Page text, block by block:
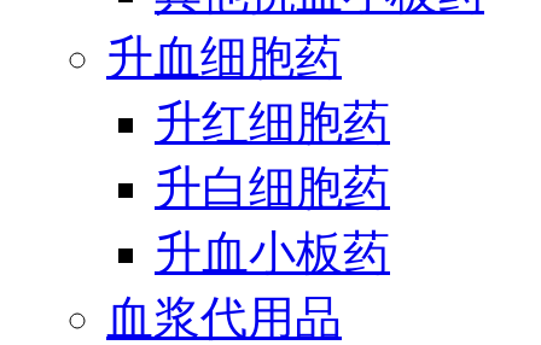
升血细胞药
升红细胞药
升白细胞药
升血小板药
血浆代用品